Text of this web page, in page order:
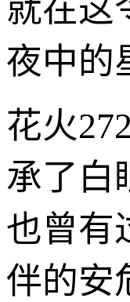
就在这
夜中的
花火
承了白
也曾有
伴的安